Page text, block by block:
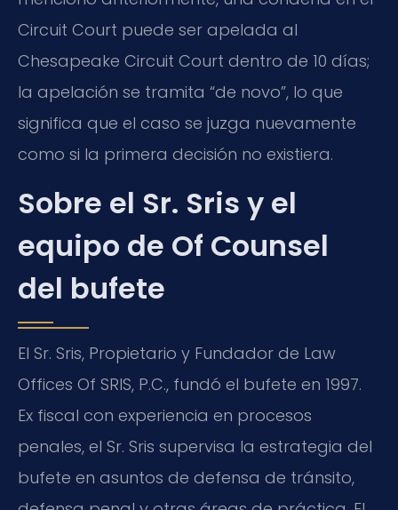
Circuit Court puede ser apelada al
Chesapeake Circuit Court dentro de 10 días;
la apelación se tramita “de novo”, lo que
significa que el caso se juzga nuevamente
como si la primera decisión no existiera.
Sobre el Sr. Sris y el
equipo de Of Counsel
del bufete
El Sr. Sris, Propietario y Fundador de Law
Offices Of SRIS, P.C., fundó el bufete en 1997.
Ex fiscal con experiencia en procesos
penales, el Sr. Sris supervisa la estrategia del
bufete en asuntos de defensa de tránsito,